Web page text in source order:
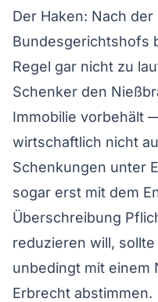
Der Haken: Nach
Bundesgerichtshofs
Regel gar nicht zu
Schenker den
Immobilie vorbehält
wirtschaftlich nicht
Schenkungen unter
sogar erst mit dem
Überschreibung
reduzieren will,
unbedingt mit einem
Erbrecht abstimmen.